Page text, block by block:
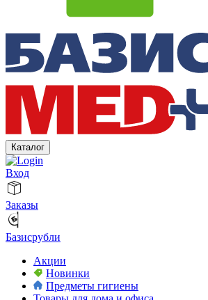
Каталог
Вход
Заказы
Базисрубли
Акции
Новинки
Предметы гигиены